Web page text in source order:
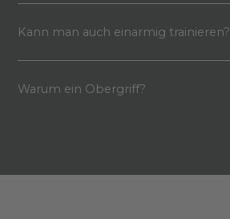
Kann man auch einarmig trainieren?
Warum ein Obergriff?